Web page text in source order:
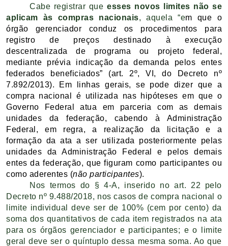
Cabe registrar que esses novos limites não se
aplicam às compras nacionais, aquela “em que o
órgão gerenciador conduz os procedimentos para
registro de preços destinado à execução
descentralizada de programa ou projeto federal,
mediante prévia indicação da demanda pelos entes
federados beneficiados” (art. 2º, VI, do Decreto nº
7.892/2013). Em linhas gerais, se pode dizer que a
compra nacional é utilizada nas hipóteses em que o
Governo Federal atua em parceria com as demais
unidades da federação, cabendo à Administração
Federal, em regra, a realização da licitação e a
formação da ata a ser utilizada posteriormente pelas
unidades da Administração Federal e pelos demais
entes da federação, que figuram como participantes ou
como aderentes (não participantes).
Nos termos do § 4-A, inserido no art. 22 pelo
Decreto nº 9.488/2018, nos casos de compra nacional o
limite individual deve ser de 100% (cem por cento) da
soma dos quantitativos de cada item registrados na ata
para os órgãos gerenciador e participantes; e o limite
geral deve ser o quíntuplo dessa mesma soma. Ao que